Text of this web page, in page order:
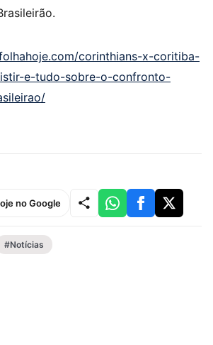
corinthians-x-coritiba-
e-tudo-sobre-o-confronto-
no Google
#Notícias